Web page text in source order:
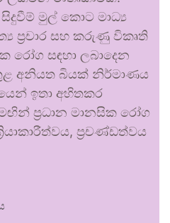
මුල් කොට මාධ්‍ය
ප්‍රචාර සහ කරුණු විකෘති
රෝග සඳහා ලබාදෙන
අනියත බියක් නිර්මාණය
ඉතා අහිතකර
ප්‍රධාන මානසික රෝග
ප්‍රචණ්ඩත්වය